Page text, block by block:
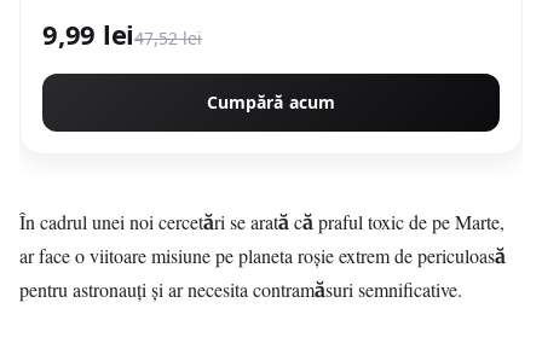
9,99 lei47,52 lei
Cumpără acum
În cadrul unei noi cercetări se arată că praful toxic de pe Marte,
ar face o viitoare misiune pe planeta roșie extrem de periculoasă
pentru astronauți și ar necesita contramăsuri semnificative.